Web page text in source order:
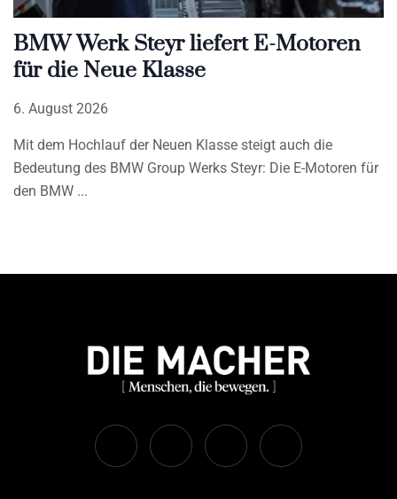
BMW Werk Steyr liefert E-Motoren
für die Neue Klasse
6. August 2026
Mit dem Hochlauf der Neuen Klasse steigt auch die
Bedeutung des BMW Group Werks Steyr: Die E-Motoren für
den BMW